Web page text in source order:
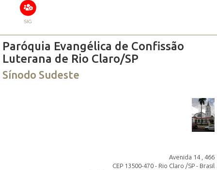
SIG
Paróquia Evangélica de Confissão
Luterana de Rio Claro/SP
Sínodo Sudeste
Avenida 14 , 466
CEP 13500-470 - Rio Claro /SP - Brasil